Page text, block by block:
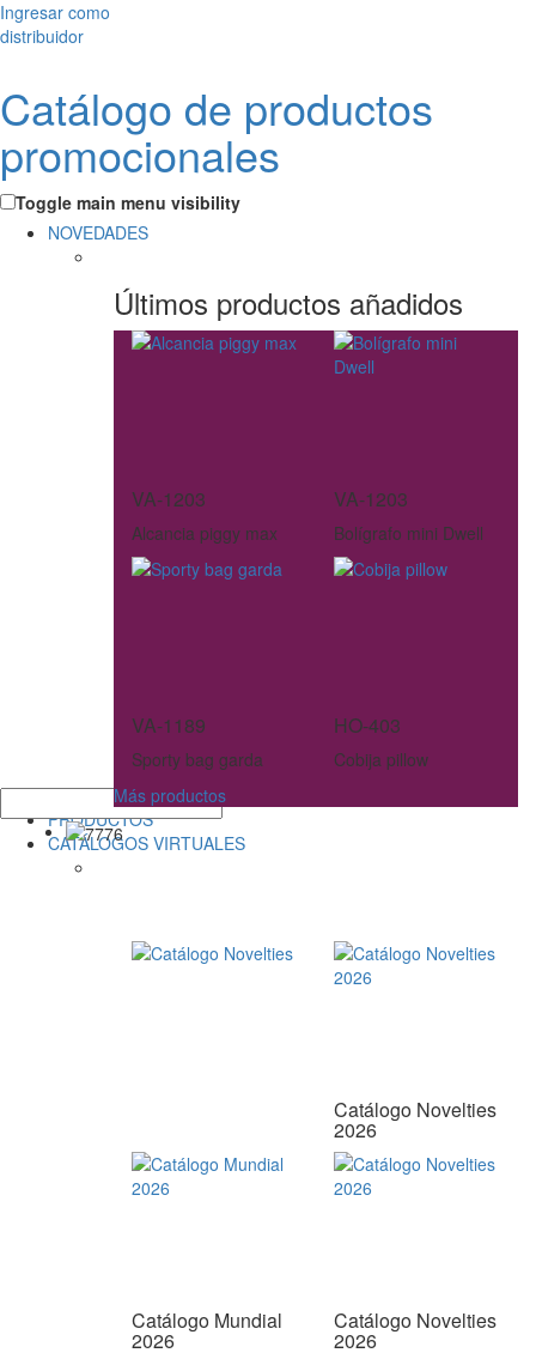
Ingresar como
distribuidor
Catálogo de productos
promocionales
Toggle main menu visibility
NOVEDADES
Últimos productos añadidos
VA-1203
Alcancia piggy max
VA-1203
Bolígrafo mini Dwell
VA-1189
Sporty bag garda
HO-403
Cobija pillow
Más productos
PRODUCTOS
CATÁLOGOS VIRTUALES
Catálogo Novelties
2026
Catálogo Mundial
2026
Catálogo Novelties
2026